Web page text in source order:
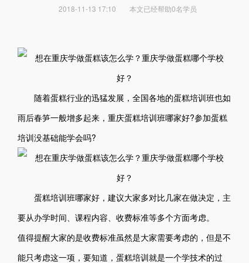
2018-11-13 17:10 本文已经帮助0名学员
随着蛋糕行业的迅猛发展，全国各地的蛋糕培训班也如
雨后春笋一般增多起来，重庆蛋糕培训班哪家好?参加蛋糕
培训没基础能学会吗?
蛋糕培训班哪家好，建议大家多对比几家在做决定，主
要从办学时间、课程内容、收费标准等多个方面考虑。
值得提醒大家的是收费标准虽然是大家需要考虑的，但是不
能只考虑这一项，要知道，蛋糕培训就是一个学技术的过